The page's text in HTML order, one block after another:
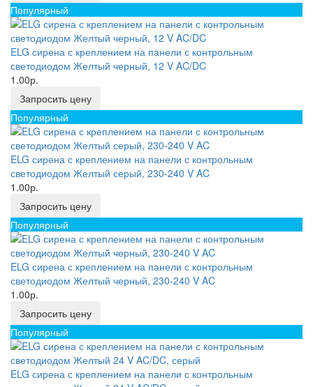
Популярный
ELG сирена с креплением на панели с контрольным
светодиодом Желтый черный, 12 V AC/DC
1.00р.
Запросить цену
Популярный
ELG сирена с креплением на панели с контрольным
светодиодом Желтый серый, 230-240 V AC
1.00р.
Запросить цену
Популярный
ELG сирена с креплением на панели с контрольным
светодиодом Желтый черный, 230-240 V AC
1.00р.
Запросить цену
Популярный
ELG сирена с креплением на панели с контрольным